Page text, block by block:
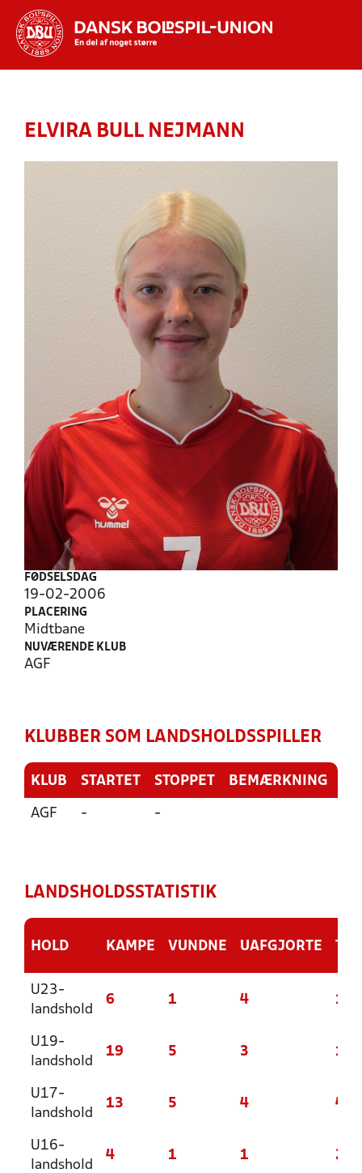
ELVIRA BULL NEJMANN
FØDSELSDAG
19-02-2006
PLACERING
Midtbane
NUVÆRENDE KLUB
AGF
KLUBBER SOM LANDSHOLDSSPILLER
KLUB STARTET STOPPET BEMÆRKNING
AGF - -
LANDSHOLDSSTATISTIK
HOLD KAMPE VUNDNE UAFGJORTE
U23-
landshold
6 1 4 1
U19-
landshold
19 5 3 11
U17-
landshold
13 5 4 4
U16-
landshold
4 1 1 2